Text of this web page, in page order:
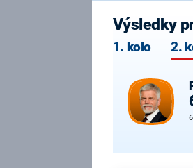
Výsledky
1. kolo 2.